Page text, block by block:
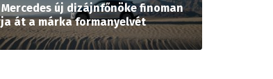
Mercedes új dizájnfőnöke finoman
át a márka formanyelvét